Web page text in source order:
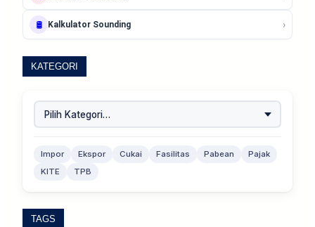
🛢️ Kalkulator Sounding ›
KATEGORI
Impor Ekspor Cukai Fasilitas Pabean
Pajak
KITE
TPB
TAGS